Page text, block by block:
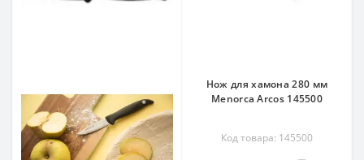
Нож для хамона 280 мм
Menorca Arcos 145500
Код товара: 145500